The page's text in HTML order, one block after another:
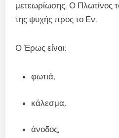
μετεωρίωσης. Ο Πλωτίνος
της ψυχής προς το Εν.
Ο Έρως είναι:
φωτιά,
κάλεσμα,
άνοδος,